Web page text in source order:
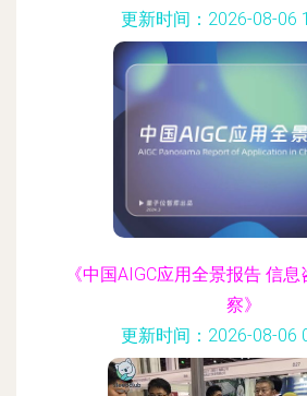
更新时间：2026-08-06
《中国AIGC应用全景报告 信
察》
更新时间：2026-08-06